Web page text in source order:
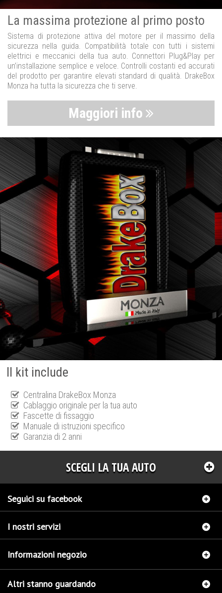
La massima protezione al primo posto
Sistema di protezione attiva del motore per il massimo della
sicurezza nella guida. Compatibilità totale con tutti i sistemi
elettrici e meccanici della tua auto. Connettori Plug&Play per
un’installazione semplice e veloce. Controlli costanti ed accurati
del prodotto per garantire elevati standard di qualità. DrakeBox
Monza ha tutta la sicurezza che ti serve.
Maggiori info
Il kit include
Centralina DrakeBox Monza
Cablaggio originale per la tua auto
Fascette di fissaggio
Manuale di istruzioni specifico
Garanzia di 2 anni
SCEGLI LA TUA AUTO
Seguici su facebook
I nostri servizi
Informazioni negozio
Altri stanno guardando